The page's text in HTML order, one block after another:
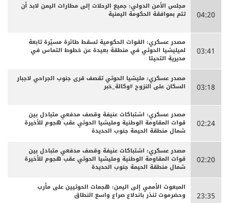
04:20
مجلس الأمن الدولي: جميع الرحلات إلى مطارات اليمن لابد أن
تتم بموافقة الحكومة اليمنية
03:41
مصدر عسكري: القوات الحكومية تسقط طائرة مسيّرة تابعة
لميليشيا الحوثي في منطقة بعيدة عن خطوط التماس في
مديرية التحيتا
03:18
مصدر عسكري: مليشيا الحوثي تقصف قرى جنوب الجراحي لاجبار
السكان على النزوح #وكالة_خبر
02:24
مصدر عسكري: اشتباكات عنيفة وقصف مدفعي متبادل بين
قوات المقاومة الوطنية ومليشيا الحوثي عقب هجوم للأخيرة
شمال منطقة الحيمة جنوب الحديدة
02:20
مصدر عسكري: اشتباكات عنيفة وقصف مدفعي متبادل بين
قوات المقاومة الوطنية ومليشيا الحوثي عقب هجوم للأخيرة
شمال منطقة الحيمة جنوب الحديدة
23:35
المبعوث الأممي إلى اليمن: هجمات الحوثيين على مأرب
وحضرموت تنذر باندلاع صراع واسع النطاق